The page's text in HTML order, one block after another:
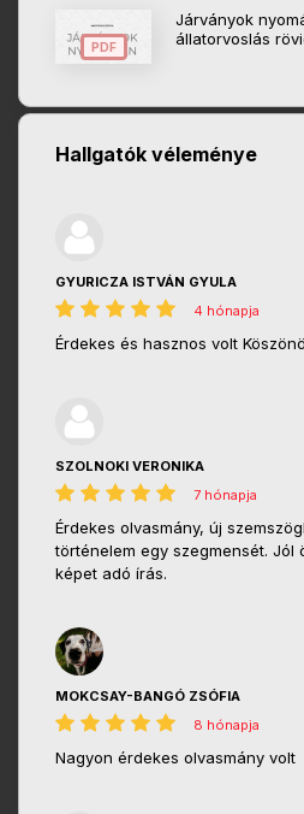
PDF
Járványok
állatorvoslás
Hallgatók véleménye
GYURICZA ISTVÁN GYULA
4 hónapja
Érdekes és hasznos volt
SZOLNOKI VERONIKA
7 hónapja
Érdekes olvasmány, új
történelem egy szegmensét. Jól
képet adó írás.
MOKCSAY-BANGÓ ZSÓFIA
8 hónapja
Nagyon érdekes olvasmány volt